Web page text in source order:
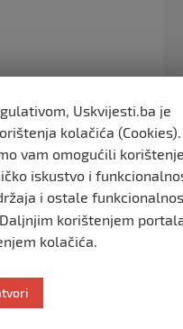
plaće;
treba donijeti
osim
i zdravstvenu
Uskvijesti.ba je
kolačića (Cookies).
vam omogućili
iskustvo i
i ostale
korištenjem
kolačića.